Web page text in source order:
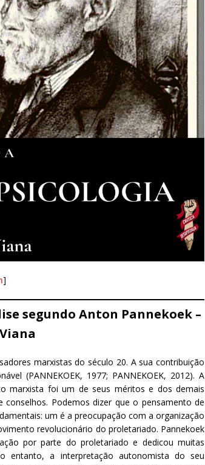
]
segundo Anton Pannekoek –
marxistas do século 20. A sua contribuição
(PANNEKOEK, 1977; PANNEKOEK, 2012). A
marxista foi um de seus méritos e dos demais
Podemos dizer que o pensamento de
um é a preocupação com a organização
revolucionário do proletariado. Pannekoek
por parte do proletariado e dedicou muitas
entanto, a interpretação autonomista do seu